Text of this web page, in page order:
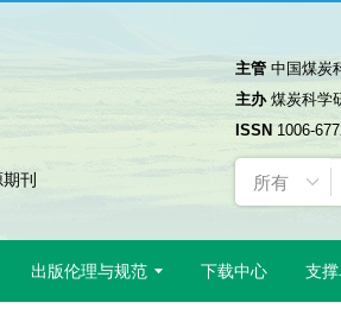
刊
主管 中国煤炭
主办 煤炭科学
ISSN 1006-
出版伦理与规范 下载中心 支